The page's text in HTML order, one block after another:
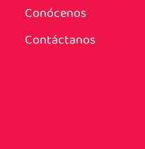
Conócenos
Contáctanos